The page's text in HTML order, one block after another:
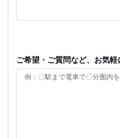
ご希望・ご質問など、お気軽